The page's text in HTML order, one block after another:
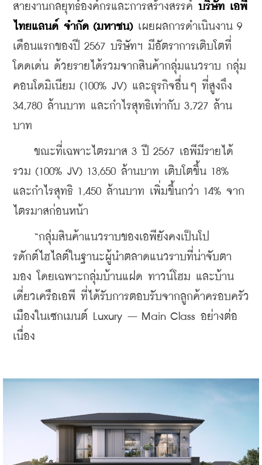
สายงานกลยุทธ์องค์กรและการสร้างสรรค์ บริษัท เอพี
ไทยแลนด์ จำกัด (มหาชน) เผยผลการดำเนินงาน 9
เดือนแรกของปี 2567 บริษัทฯ มีอัตราการเติบโตที่
โดดเด่น ด้วยรายได้รวมจากสินค้ากลุ่มแนวราบ กลุ่ม
คอนโดมิเนียม (100% JV) และธุรกิจอื่นๆ ที่สูงถึง
34,780 ล้านบาท และกำไรสุทธิเท่ากับ 3,727 ล้าน
บาท
ขณะที่เฉพาะไตรมาส 3 ปี 2567 เอพีมีรายได้
รวม (100% JV) 13,650 ล้านบาท เติบโตขึ้น 18%
และกำไรสุทธิ 1,450 ล้านบาท เพิ่มขึ้นกว่า 14% จาก
ไตรมาสก่อนหน้า
“กลุ่มสินค้าแนวราบของเอพียังคงเป็นโป
รดักต์ไฮไลต์ในฐานะผู้นำตลาดแนวราบที่น่าจับตา
มอง โดยเฉพาะกลุ่มบ้านแฝด ทาวน์โฮม และบ้าน
เดี่ยวเครือเอพี ที่ได้รับการตอบรับจากลูกค้าครอบครัว
เมืองในเซกเมนต์ Luxury – Main Class อย่างต่อ
เนื่อง